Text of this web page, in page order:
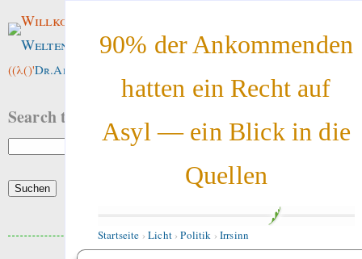
90% der Ankommenden
hatten ein Recht auf
Asyl — ein Blick in die
Quellen
Startseite ›Licht›Politik › Irrsinn
Willkommen im
Weltenwald!
((λ()'Dr.ArneBab
Search this site:
Beliebte Inhalte